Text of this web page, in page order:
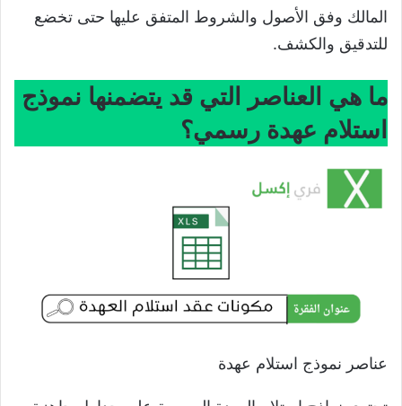
المالك وفق الأصول والشروط المتفق عليها حتى تخضع
للتدقيق والكشف.
ما هي العناصر التي قد يتضمنها نموذج
استلام عهدة رسمي؟
عناصر نموذج استلام عهدة